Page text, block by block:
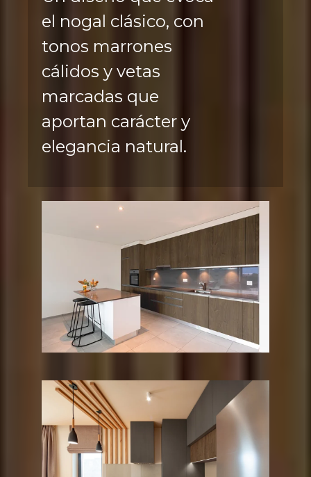
el nogal clásico, con
tonos marrones
cálidos y vetas
marcadas que
aportan carácter y
elegancia natural.